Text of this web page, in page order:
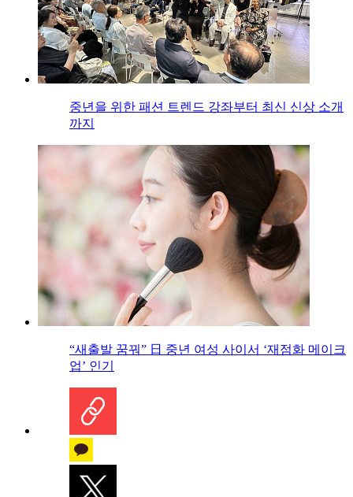
중년을 위한 패션 트렌드 강좌부터 최신 신상 소개
까지
“새출발 꿈꿔” 日 중년 여성 사이서 ‘재점화 메이크
업’ 인기